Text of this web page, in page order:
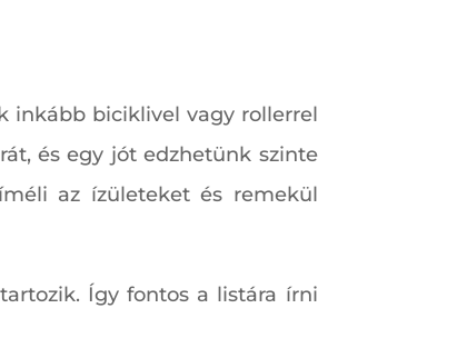
inkább biciklivel vagy rollerrel
és egy jót edzhetünk szinte
az ízületeket és remekül
Így fontos a listára írni